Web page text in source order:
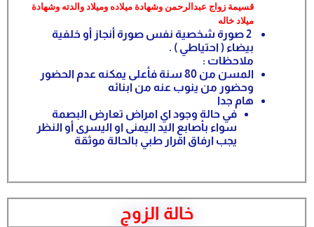
قسيمة زواج عبدالرحمن وشهادة ميلاده وميلاد والدته وشهادة
ميلاد خاله
2 صورة شخصية نفس صورة أنجاز أو خلفية
بيضاء ( احتياطي ) .
ملاحظات :
المسن من 80 سنة فأعلى يمكنه عدم الحضور
وحضور من ينوب عنه من ابنائه
هام جدا
في حالة وجود اي امراض تعارض البصمة
سواء بأصابع اليد اليمنى او اليسرى أو النظر
يجب ارفاق اقرار طبي بالحالة موثقة
خالة الزوج